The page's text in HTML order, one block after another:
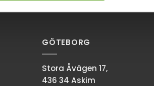
GÖTEBORG
Stora Åvägen 17,
436 34 Askim